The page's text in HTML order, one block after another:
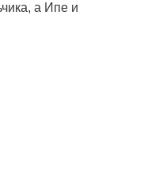
а Ипе и